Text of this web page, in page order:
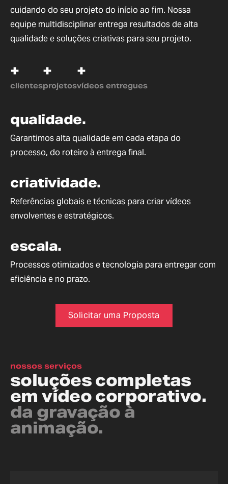
cuidando do seu projeto do início ao fim. Nossa
equipe multidisciplinar entrega resultados de alta
qualidade e soluções criativas para seu projeto.
+
clientes
+
projetos
+
vídeos entregues
qualidade.
Garantimos alta qualidade em cada etapa do
processo, do roteiro à entrega final.
criatividade.
Referências globais e técnicas para criar vídeos
envolventes e estratégicos.
escala.
Processos otimizados e tecnologia para entregar com
eficiência e no prazo.
Solicitar uma Proposta
nossos serviços
soluções completas
em vídeo corporativo.
da gravação à
animação.